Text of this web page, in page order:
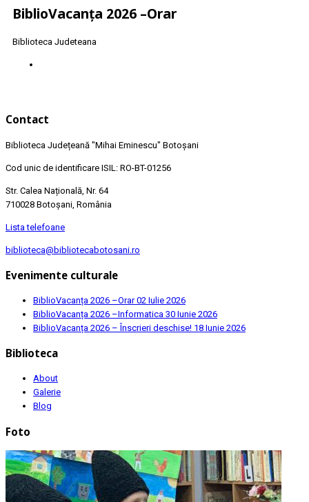
BiblioVacanța 2026 –Orar
Biblioteca Judeteana
Contact
Biblioteca Județeană "Mihai Eminescu" Botoșani
Cod unic de identificare ISIL: RO-BT-01256
Str. Calea Națională, Nr. 64
710028 Botoșani, România
Lista telefoane
biblioteca@bibliotecabotosani.ro
Evenimente culturale
BiblioVacanța 2026 –Orar02 Iulie 2026
BiblioVacanța 2026 –Informatica 30 Iunie 2026
BiblioVacanța 2026 – Înscrieri deschise! 18 Iunie 2026
Biblioteca
About
Galerie
Blog
Foto